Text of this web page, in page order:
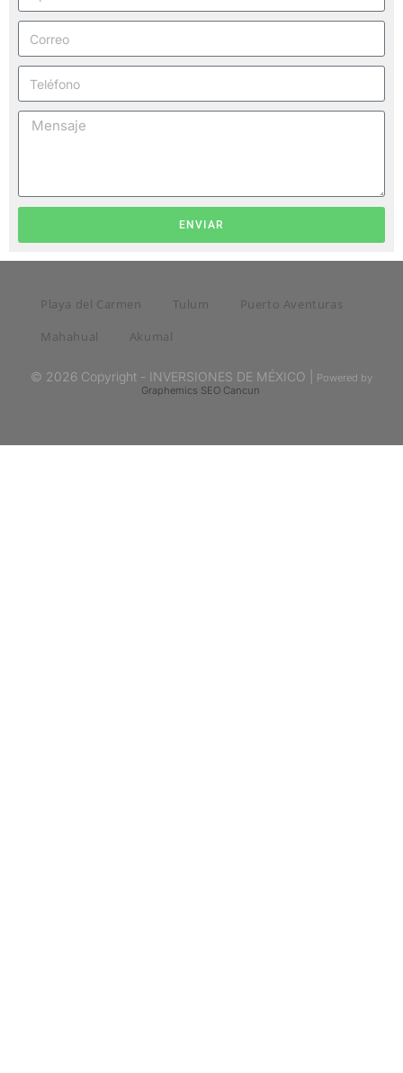
ENVIAR
Playa del Carmen Tulum
Puerto Aventuras
Mahahual
Akumal
© 2026 Copyright - INVERSIONES DE MÉXICO |
Powered by
Graphemics SEO Cancun